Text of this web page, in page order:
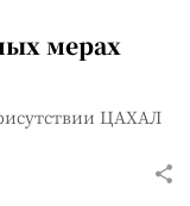
мерах
ЦАХАЛ